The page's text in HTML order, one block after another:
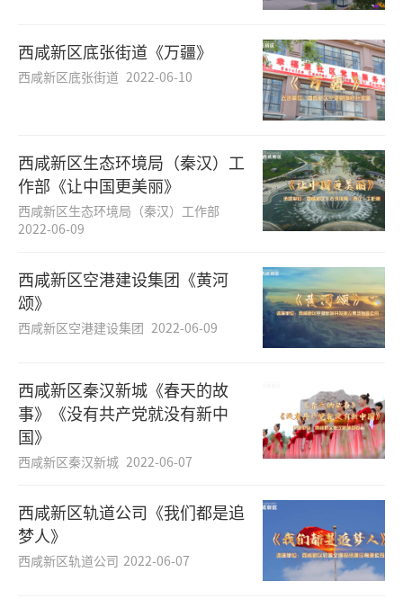
西咸新区底张街道《万疆》
西咸新区底张街道 2022-06-10
西咸新区生态环境局（秦汉）工
作部《让中国更美丽》
西咸新区生态环境局（秦汉）工作部
2022-06-09
西咸新区空港建设集团《黄河
颂》
西咸新区空港建设集团 2022-06-09
西咸新区秦汉新城《春天的故
事》《没有共产党就没有新中
国》
西咸新区秦汉新城 2022-06-07
西咸新区轨道公司《我们都是追
梦人》
西咸新区轨道公司 2022-06-07